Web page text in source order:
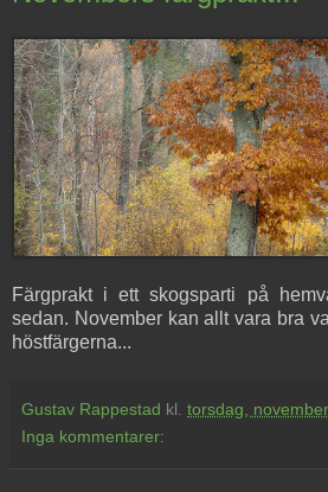
Färgprakt i ett skogsparti på
sedan. November kan allt vara bra
höstfärgerna...
Gustav Rappestad kl. torsdag,
Inga kommentarer: